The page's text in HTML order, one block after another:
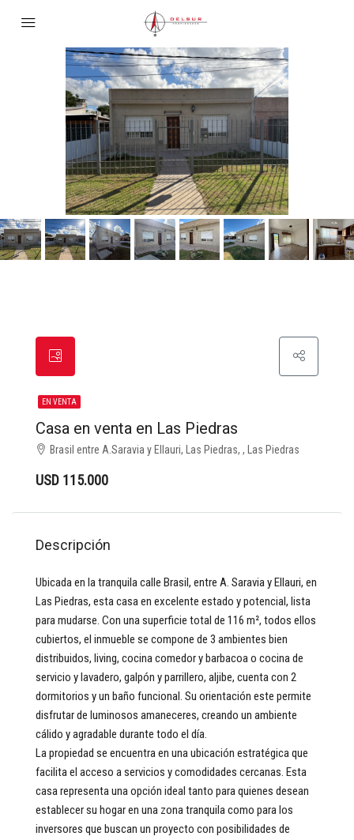
EN VENTA
Casa en venta en Las Piedras
Brasil entre A.Saravia y Ellauri, Las Piedras, , Las Piedras
USD 115.000
Descripción
Ubicada en la tranquila calle Brasil, entre A. Saravia y Ellauri, en
Las Piedras, esta casa en excelente estado y potencial, lista
para mudarse. Con una superficie total de 116 m², todos ellos
cubiertos, el inmueble se compone de 3 ambientes bien
distribuidos, living, cocina comedor y barbacoa o cocina de
servicio y lavadero, galpón y parrillero, aljibe, cuenta con 2
dormitorios y un baño funcional. Su orientación este permite
disfrutar de luminosos amaneceres, creando un ambiente
cálido y agradable durante todo el día.
La propiedad se encuentra en una ubicación estratégica que
facilita el acceso a servicios y comodidades cercanas. Esta
casa representa una opción ideal tanto para quienes desean
establecer su hogar en una zona tranquila como para los
inversores que buscan un proyecto con posibilidades de